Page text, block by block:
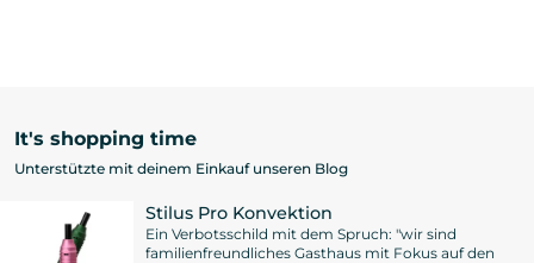
It's shopping time
Unterstützte mit deinem Einkauf unseren Blog
Stilus Pro Konvektion
Ein Verbotsschild mit dem Spruch: "wir sind
familienfreundliches Gasthaus mit Fokus auf den